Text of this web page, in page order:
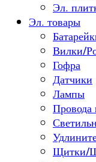
Эл.
Эл. товары
Вилки/
Гофра
Датчики
Лампы
Провода
Щитки/